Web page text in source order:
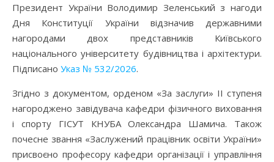
Президент України Володимир Зеленський з нагоди
Дня Конституції України відзначив державними
нагородами двох представників Київського
національного університету будівництва і архітектури.
Підписано Указ № 532/2026.
Згідно з документом, орденом «За заслуги» ІІ ступеня
нагороджено завідувача кафедри фізичного виховання
і спорту ГІСУТ КНУБА Олександра Шамича. Також
почесне звання «Заслужений працівник освіти України»
присвоєно професору кафедри організації і управління